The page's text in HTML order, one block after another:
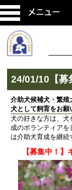
メニュー
24/01/10【募
介助犬候補犬・繁殖
犬として飼育をお願
犬の好きな方は、犬
成のボランティア
は介助犬育成を継続
【募集中！】